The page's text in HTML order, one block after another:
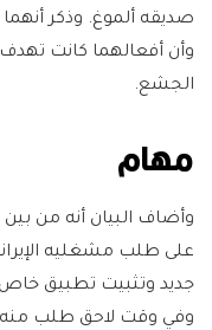
صديقه ألموغ. وذكر أنهما
وأن أفعالهما كانت تهدف
الجشع.
مهام
وأضاف البيان أنه من بين
على طلب مشغليه
جديد وتثبيت تطبيق
وفي وقت لاحق طلب منه